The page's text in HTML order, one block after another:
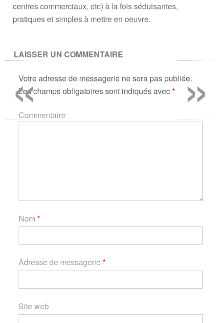
centres commerciaux, etc) à la fois séduisantes,
pratiques et simples à mettre en oeuvre.
LAISSER UN COMMENTAIRE
Votre adresse de messagerie ne sera pas publiée.
Les champs obligatoires sont indiqués avec*
Commentaire
Nom *
Adresse de messagerie *
Site web
»
«